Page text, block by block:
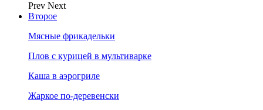
Prev Next
Второе
Мясные фрикадельки
Плов с курицей в мультиварке
Каша в аэрогриле
Жаркое по-деревенски